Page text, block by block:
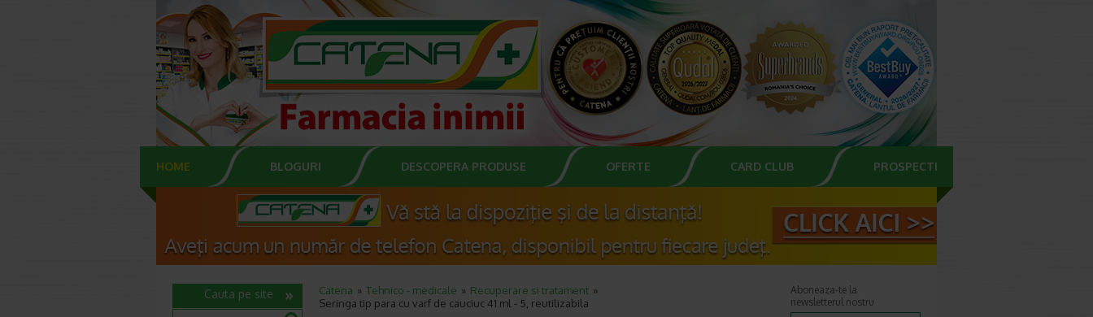
HOME BLOGURI DESCOPERA PRODUSE OFERTE CARD CLUB PROSPECTE
Catena Tehnico - medicale
Recuperare si tratament
Seringa tip para cu varf de cauciuc 41 ml - 5, reutilizabila
Cauta pe site
Aboneaza-te la
newsletterul nostru